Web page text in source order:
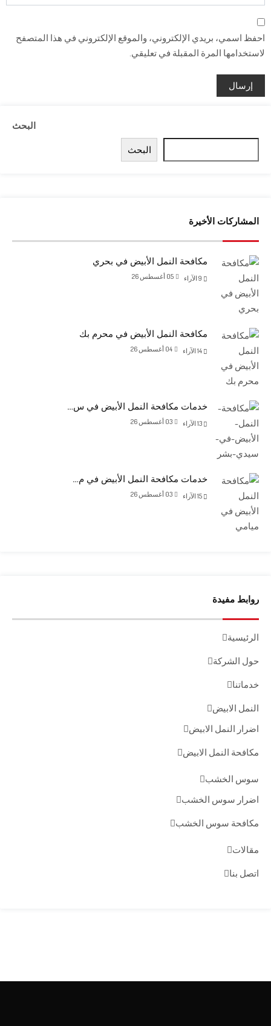
احفظ اسمي، بريدي الإلكتروني، والموقع الإلكتروني في هذا المتصفح
لاستخدامها المرة المقبلة في تعليقي.
البحث
البحث
المشاركات الأخيرة
مكافحة النمل الأبيض في بحري
05 أغسطس 26 الآراء
مكافحة النمل الأبيض في محرم بك
04 أغسطس 26 الآراء
خدمات مكافحة النمل الأبيض في س…
03 أغسطس 26 الآراء
خدمات مكافحة النمل الأبيض في م…
03 أغسطس 26 الآراء
روابط مفيدة
الرئيسية
حول الشركة
خدماتنا
النمل الابيض
اضرار النمل الابيض
مكافحة النمل الابيض
سوس الخشب
اضرار سوس الخشب
مكافحة سوس الخشب
مقالات
اتصل بنا